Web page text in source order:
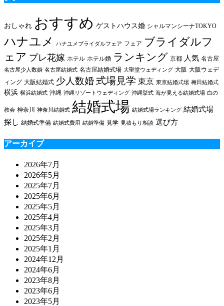
おしゃれ おすすめ ゲストハウス婚 シャルマンシーナTOKYO
ハナユメ ハナユメブライダルフェア フェア ブライダルフ
ェア プレ花嫁 ホテル ホテル婚 ランキング 京都 人気 名古屋
名古屋少人数婚 名古屋結婚式 名古屋結婚式場 大聖堂ウェディング 大阪 大阪ウェデ
ィング 大阪結婚式 少人数婚式場見学 東京 東京結婚式場 梅田結婚式
横浜 横浜結婚式 沖縄 沖縄リゾートウェディング 沖縄挙式 海が見える結婚式場 白の
教会 神奈川 神奈川結婚式 結婚式場 結婚式場ランキング 結婚式場
探し 結婚式準備 結婚式費用 結婚準備 見学 見積もり相談 選び方
アーカイブ
2026年7月
2026年5月
2025年7月
2025年6月
2025年5月
2025年4月
2025年3月
2025年2月
2025年1月
2024年12月
2024年6月
2023年8月
2023年6月
2023年5月